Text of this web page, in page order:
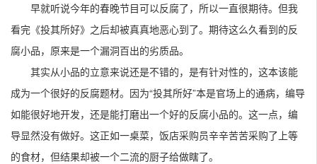
早就听说今年的春晚节目可以反腐了，所以一直很期待。但我
看完《投其所好》之后却被真真地恶心到了。期待这么久看到的反
腐小品，原来是一个漏洞百出的劣质品。
其实从小品的立意来说还是不错的，是有针对性的，这本该能
成为一个很好的反腐题材。因为“投其所好”本是官场上的通病，编导
如能很好地开发，还是能打磨出一个好的反腐小品的。这一点，编
导显然没有做好。这正如一桌菜，饭店采购员辛辛苦苦采购了上等
的食材，但结果却被一个二流的厨子给做瞎了。